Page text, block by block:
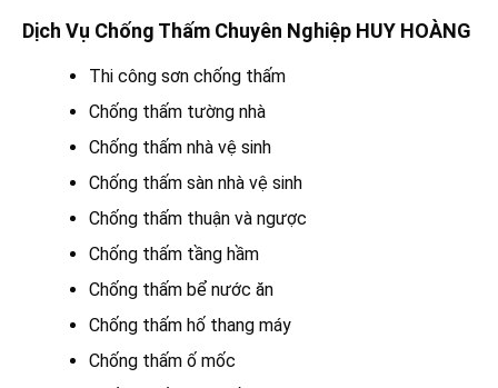
Dịch Vụ Chống Thấm Chuyên Nghiệp HUY HOÀNG
Thi công sơn chống thấm
Chống thấm tường nhà
Chống thấm nhà vệ sinh
Chống thấm sàn nhà vệ sinh
Chống thấm thuận và ngược
Chống thấm tầng hầm
Chống thấm bể nước ăn
Chống thấm hố thang máy
Chống thấm ố mốc